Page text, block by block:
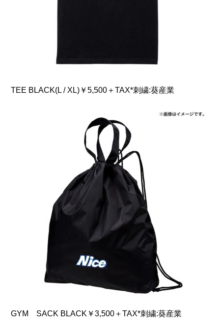
TEE BLACK(L / XL)￥5,500＋TAX*刺繍:葵産業
GYM SACK BLACK￥3,500＋TAX*刺繍:葵産業